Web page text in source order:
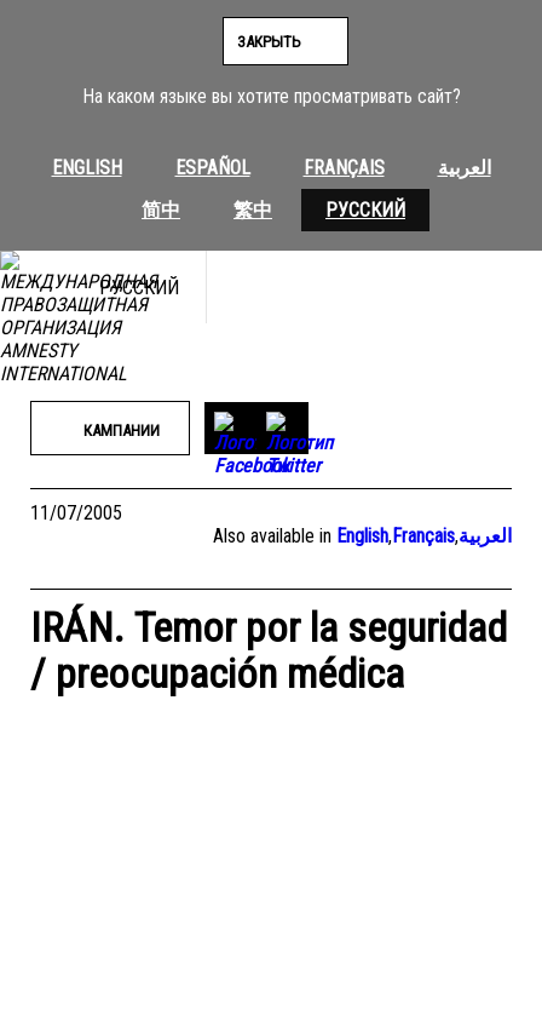
На каком языке вы хотите просматривать сайт?
ENGLISH ESPAÑOL FRANÇAIS
العربية
简中
繁中 РУССКИЙ
ЗАКРЫТЬ
РУССКИЙ
КАМПАНИИ
11/07/2005
Also available in English,Français,العربية
IRÁN. Temor por la seguridad
/ preocupación médica